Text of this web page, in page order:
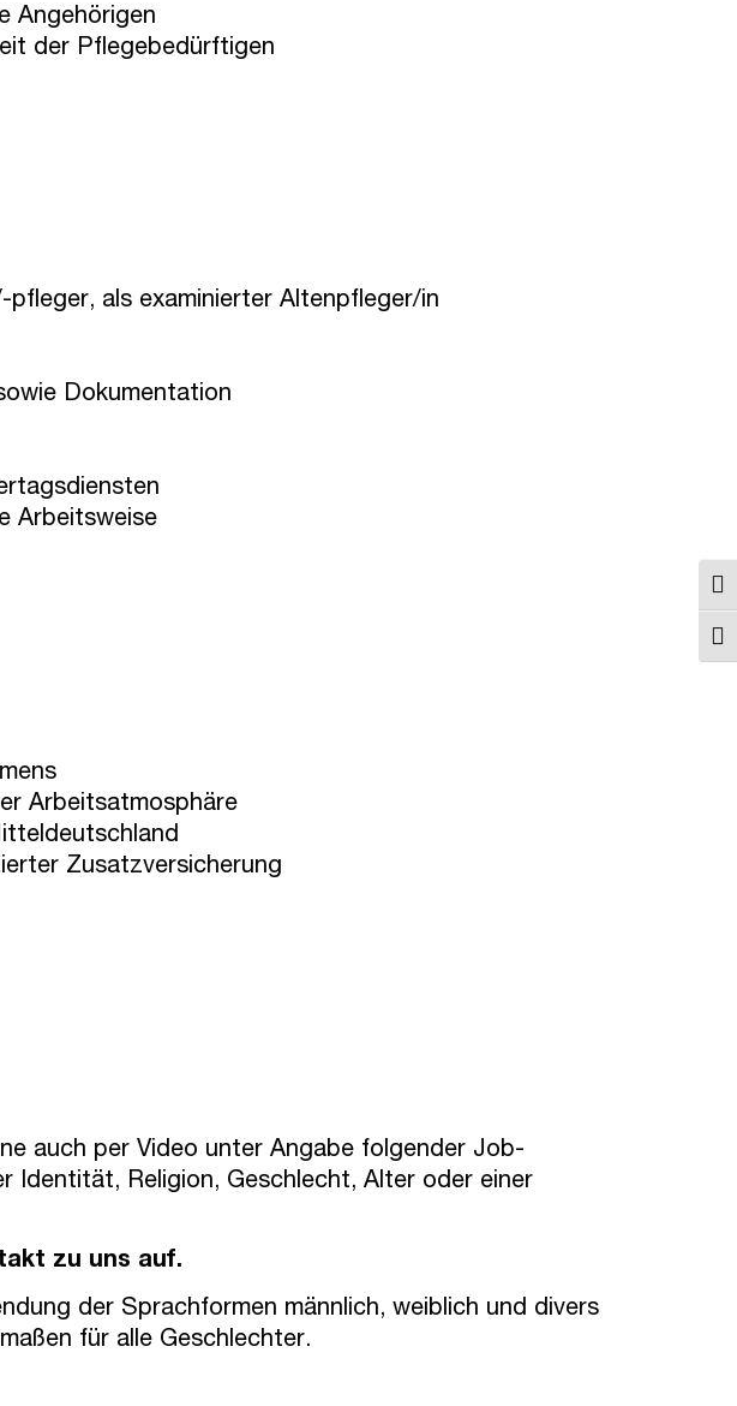
Angehörigen
der Pflegebedürftigen
als examinierter Altenpfleger/in
Dokumentation
Arbeitsweise
Arbeitsatmosphäre
Zusatzversicherung
auch per Video unter Angabe folgender Job-
Identität, Religion, Geschlecht, Alter oder einer
zu uns auf.
der Sprachformen männlich, weiblich und divers
für alle Geschlechter.